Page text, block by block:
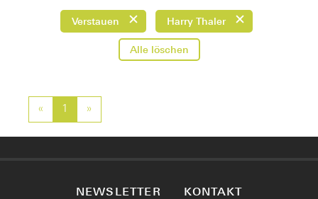
Verstauen Harry Thaler
Alle löschen
« Previous
1 »
NEWSLETTER KONTAKT